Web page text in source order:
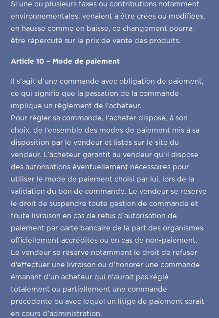
Si une ou plusieurs taxes ou contributions notamment
environnementales, venaient à être crées ou modifiées,
en hausse comme en baisse, ce changement pourra
être répercuté sur le prix de vente des produits.
Article 10 – Mode de paiement
Il s’agit d’une commande avec obligation de paiement,
ce qui signifie que la passation de la commande
implique un règlement de l’acheteur.
Pour régler sa commande, l’acheter dispose, à son
choix, de l’ensemble des modes de paiement mis à sa
disposition par le vendeur et listés sur le site du
vendeur. L’acheteur garantit au vendeur qu’il dispose
des autorisations éventuellement nécessaires pour
utiliser le mode de paiement choisi par lui, lors de la
validation du bon de commande. Le vendeur se réserve
le droit de suspendre toute gestion de commande et
toute livraison en cas de refus d’autorisation de
paiement par carte bancaire de la part des organismes
officiellement accrédités ou en cas de non-paiement.
Le vendeur se réserve notamment le droit de refuser
d’effectuer une livraison ou d’honorer une commande
émanant d’un acheteur qui n’aurait pas réglé
totalement ou partiellement une commande
précédente ou avec lequel un litige de paiement serait
en cours d’administration.